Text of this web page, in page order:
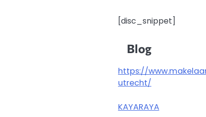
[disc_snippet]
Blog
https://
utrecht/
KAYARAYA